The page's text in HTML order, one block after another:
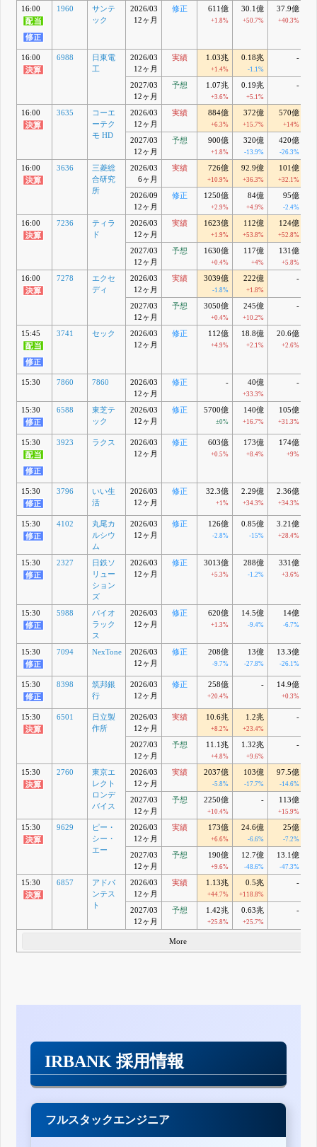
16:00 1960
サンテ
ック
2026/03
12ヶ月
修正 611億
+1.8%
30.1億
+50.7%
37.9億
+40.3%
16:00 6988
日東電
工
2026/03
12ヶ月
実績 1.03兆
+1.4%
0.18兆
-1.1%
-
2027/03
12ヶ月
予想 1.07兆
+3.6%
0.19兆
+5.1%
-
16:00 3635
コーエ
ーテク
モ HD
2026/03
12ヶ月
実績 884億
+6.3%
372億
+15.7%
570億
+14%
2027/03
12ヶ月
予想 900億
+1.8%
320億
-13.9%
420億
-26.3%
16:00 3636
三菱総
合研究
所
2026/03
6ヶ月
実績 726億
+10.9%
92.9億
+36.3%
101億
+32.1%
2026/09
12ヶ月
修正 1250億
+2.9%
84億
+4.9%
95億
-2.4%
16:00 7236
ティラ
ド
2026/03
12ヶ月
実績 1623億
+1.9%
112億
+53.8%
124億
+52.8%
2027/03
12ヶ月
予想 1630億
+0.4%
117億
+4%
131億
+5.8%
16:00 7278
エクセ
ディ
2026/03
12ヶ月
実績 3039億
-1.8%
222億
+1.8%
-
2027/03
12ヶ月
予想 3050億
+0.4%
245億
+10.2%
-
15:45 3741 セック
2026/03
12ヶ月
修正 112億
+4.9%
18.8億
+2.1%
20.6億
+2.6%
15:30 7860 7860
2026/03
12ヶ月
修正 - 40億
+33.3%
-
15:30 6588
東芝テ
ック
2026/03
12ヶ月
修正 5700億
±0%
140億
+16.7%
105億
+31.3%
15:30 3923 ラクス
2026/03
12ヶ月
修正 603億
+0.5%
173億
+8.4%
174億
+9%
15:30 3796
いい生
活
2026/03
12ヶ月
修正 32.3億
+1%
2.29億
+34.3%
2.36億
+34.3%
15:30 4102
丸尾カ
ルシウ
ム
2026/03
12ヶ月
修正 126億
-2.8%
0.85億
-15%
3.21億
+28.4%
15:30 2327
日鉄ソ
リュー
ション
ズ
2026/03
12ヶ月
修正 3013億
+5.3%
288億
-1.2%
331億
+3.6%
15:30 5988
パイオ
ラック
ス
2026/03
12ヶ月
修正 620億
+1.3%
14.5億
-9.4%
14億
-6.7%
15:30 7094 NexTone
2026/03
12ヶ月
修正 208億
-9.7%
13億
-27.8%
13.3億
-26.1%
15:30 8398
筑邦銀
行
2026/03
12ヶ月
修正 258億
+20.4%
- 14.9億
+0.3%
15:30 6501
日立製
作所
2026/03
12ヶ月
実績 10.6兆
+8.2%
1.2兆
+23.4%
-
2027/03
12ヶ月
予想 11.1兆
+4.8%
1.32兆
+9.6%
-
15:30 2760
東京エ
レクト
ロンデ
バイス
2026/03
12ヶ月
実績 2037億
-5.8%
103億
-17.7%
97.5億
-14.6%
2027/03
12ヶ月
予想 2250億
+10.4%
- 113億
+15.9%
15:30 9629
ピー・
シー・
エー
2026/03
12ヶ月
実績 173億
+6.6%
24.6億
-6.6%
25億
-7.2%
2027/03
12ヶ月
予想 190億
+9.6%
12.7億
-48.6%
13.1億
-47.3%
15:30 6857
アドバ
ンテス
ト
2026/03
12ヶ月
実績 1.13兆
+44.7%
0.5兆
+118.8%
-
2027/03
12ヶ月
予想 1.42兆
+25.8%
0.63兆
+25.7%
-
More
IRBANK 採用情報
フルスタックエンジニア